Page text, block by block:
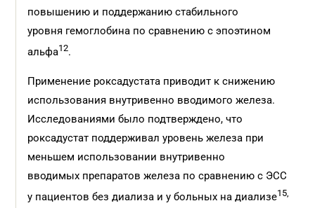
повышению и поддержанию стабильного
уровня гемоглобина по сравнению с эпоэтином
альфа12.
Применение роксадустата приводит к снижению
использования внутривенно вводимого железа.
Исследованиями было подтверждено, что
роксадустат поддерживал уровень железа при
меньшем использовании внутривенно
вводимых препаратов железа по сравнению с ЭСС
у пациентов без диализа и у больных на диализе15,